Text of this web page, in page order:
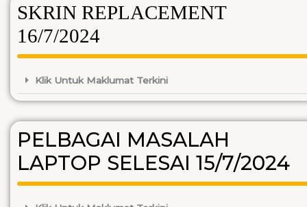
SKRIN REPLACEMENT
16/7/2024
Klik Untuk Maklumat Terkini
PELBAGAI MASALAH
LAPTOP SELESAI 15/7/2024